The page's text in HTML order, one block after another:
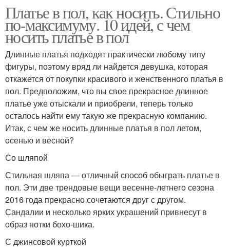
Платье в пол, как носить. Стильно
по-максимуму. 10 идей, с чем
носить платье в пол
Длинные платья подходят практически любому типу
фигуры, поэтому вряд ли найдется девушка, которая
откажется от покупки красивого и женственного платья в
пол. Предположим, что вы свое прекрасное длинное
платье уже отыскали и приобрели, теперь только
осталось найти ему такую же прекрасную компанию.
Итак, с чем же носить длинные платья в пол летом,
осенью и весной?
Со шляпой
Стильная шляпа — отличный способ обыграть платье в
пол. Эти две трендовые вещи весенне-летнего сезона
2016 года прекрасно сочетаются друг с другом.
Сандалии и несколько ярких украшений привнесут в
образ нотки бохо-шика.
С джинсовой курткой